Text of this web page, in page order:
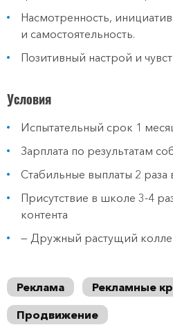
Насмотренность,
и самостоятельность.
Позитивный настрой и
Условия
Испытательный срок 1
Зарплата по результатам
Стабильные выплаты 2 раза
Присутствие в школе 3-4
контента
— Дружный растущий
Реклама
Рекламные
Продвижение